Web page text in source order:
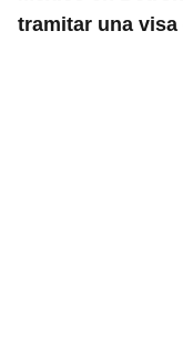
tramitar una visa